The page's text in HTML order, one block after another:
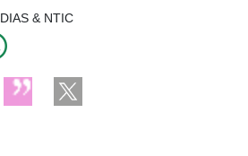
& NTIC